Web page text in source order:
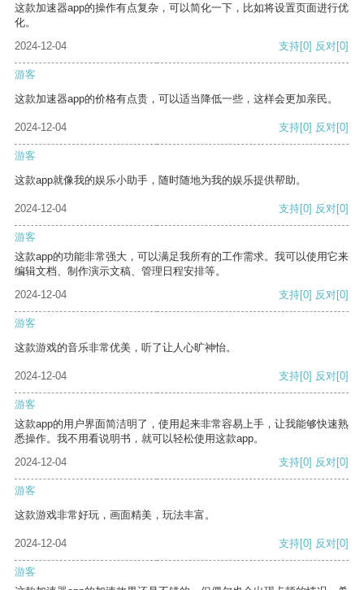
这款加速器app的操作有点复杂，可以简化一下，比如将设置页面进行优
化。
2024-12-04
支持[0] 反对[0]
游客
这款加速器app的价格有点贵，可以适当降低一些，这样会更加亲民。
2024-12-04 支持[0] 反对[0]
游客
这款app就像我的娱乐小助手，随时随地为我的娱乐提供帮助。
2024-12-04 支持[0] 反对[0]
游客
这款app的功能非常强大，可以满足我所有的工作需求。我可以使用它来
编辑文档、制作演示文稿、管理日程安排等。
2024-12-04
支持[0] 反对[0]
游客
这款游戏的音乐非常优美，听了让人心旷神怡。
2024-12-04 支持[0] 反对[0]
游客
这款app的用户界面简洁明了，使用起来非常容易上手，让我能够快速熟
悉操作。我不用看说明书，就可以轻松使用这款app。
2024-12-04
支持[0] 反对[0]
游客
这款游戏非常好玩，画面精美，玩法丰富。
2024-12-04 支持[0] 反对[0]
游客